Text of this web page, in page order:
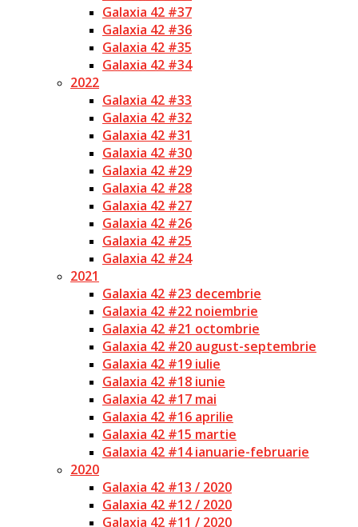
Galaxia 42 #37
Galaxia 42 #36
Galaxia 42 #35
Galaxia 42 #34
2022
Galaxia 42 #33
Galaxia 42 #32
Galaxia 42 #31
Galaxia 42 #30
Galaxia 42 #29
Galaxia 42 #28
Galaxia 42 #27
Galaxia 42 #26
Galaxia 42 #25
Galaxia 42 #24
2021
Galaxia 42 #23 decembrie
Galaxia 42 #22 noiembrie
Galaxia 42 #21 octombrie
Galaxia 42 #20 august-septembrie
Galaxia 42 #19 iulie
Galaxia 42 #18 iunie
Galaxia 42 #17 mai
Galaxia 42 #16 aprilie
Galaxia 42 #15 martie
Galaxia 42 #14 ianuarie-februarie
2020
Galaxia 42 #13 / 2020
Galaxia 42 #12 / 2020
Galaxia 42 #11 / 2020